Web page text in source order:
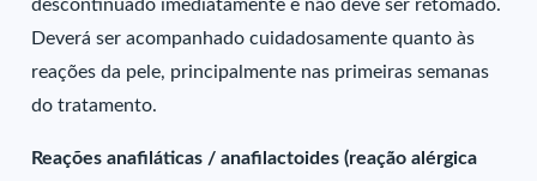
descontinuado imediatamente e não deve ser retomado.
Deverá ser acompanhado cuidadosamente quanto às
reações da pele, principalmente nas primeiras semanas
do tratamento.
Reações anafiláticas / anafilactoides (reação alérgica